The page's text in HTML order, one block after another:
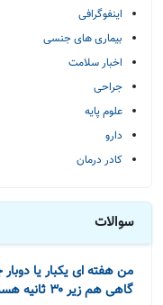
اینفوگرافی
بیماری های جنسی
اخبار سلامت
جراحی
علوم پایه
دارو
کادر درمان
سوالات
من هفته ای یکبار یا
گاهی هم زیر ۳۰ ثانیه هست مشکلم...